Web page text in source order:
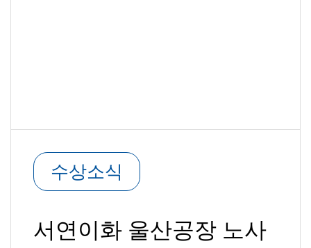
수상소식
서연이화 울산공장 노사